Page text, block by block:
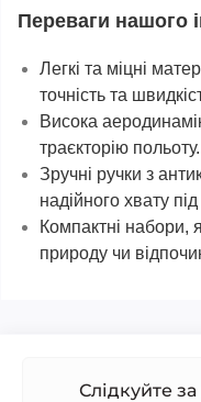
Переваги нашого
Легкі та міцні
точність та
Висока
траєкторію польоту.
Зручні ручки з
надійного хвату
Компактні набори,
природу чи
Слідкуйте